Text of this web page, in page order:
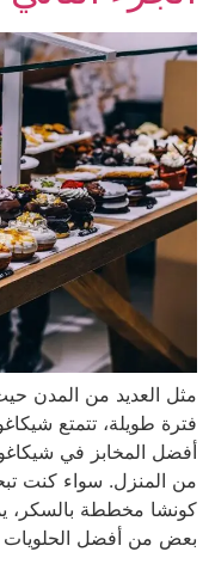
مثل العديد من المدن
فترة طويلة، تتمتع
أفضل المخابز في
من المنزل. سواء كنت
كونشا مخططة بالسكر،
بعض من أفضل